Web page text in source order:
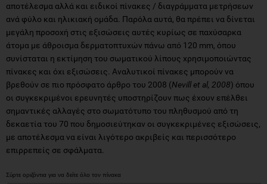
αποτέλεσμα αλλά και ειδικοί πίνακες / διαγράμματα μετρήσεων
ανά φύλο και ηλικιακή ομάδα. Παρόλα αυτά, θα πρέπει να δίνεται
μεγάλη προσοχή στις εξισώσεις αυτές κυρίως σε παχύσαρκα
άτομα με άθροισμα δερματοπτυχών πάνω από 120 mm, όπου
συνίσταται η εκτίμηση του σωματικού λίπους χρησιμοποιώντας
πίνακες και όχι εξισώσεις. Αναλυτικοί πίνακες μπορούν να
βρεθούν σε πιο πρόσφατο άρθρο του 2008 (Nevill et al, 2008) όπου
οι συγκεκριμένοι ερευνητές υποστηρίζουν πως έχουν επέλθει
σημαντικές αλλαγές στο σωματότυπο του πληθυσμού από τη
δεκαετία του 70 που δημοσιεύτηκαν οι συγκεκριμένες εξισώσεις,
με αποτέλεσμα να είναι λιγότερο ακριβείς και περισσότερο
επιρρεπείς σε σφάλματα.